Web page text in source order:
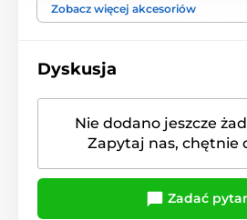
Zobacz więcej akcesoriów
Dyskusja
Nie dodano jeszcze
Zapytaj nas, chętnie
Zadać